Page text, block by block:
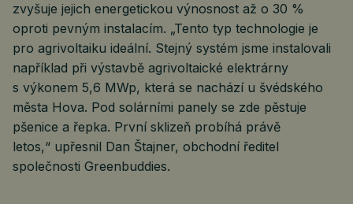
zvyšuje jejich energetickou výnosnost až o 30 %
oproti pevným instalacím. „Tento typ technologie je
pro agrivoltaiku ideální. Stejný systém jsme instalovali
například při výstavbě agrivoltaické elektrárny
s výkonem 5,6 MWp, která se nachází u švédského
města Hova. Pod solárními panely se zde pěstuje
pšenice a řepka. První sklizeň probíhá právě
letos,“ upřesnil Dan Štajner, obchodní ředitel
společnosti Greenbuddies.